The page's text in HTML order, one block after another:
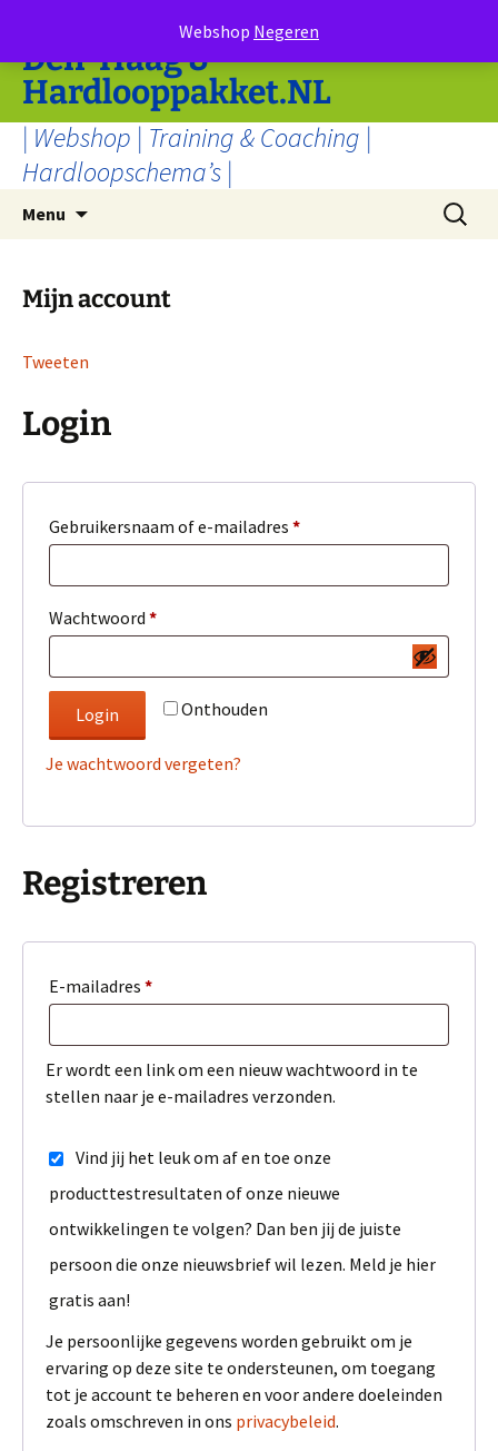
Webshop Negeren
de
inhoud
RunFit Tilburg | Rotterdam |
Den-Haag &
Hardlooppakket.NL
| Webshop | Training & Coaching |
Hardloopschema’s |
Menu
Zoeken
naar:
Mijn account
Tweeten
Login
Gebruikersnaam of e-mailadres *Vereist
Wachtwoord *Vereist
Onthouden
Login
Je wachtwoord vergeten?
Registreren
E-mailadres *Vereist
Er wordt een link om een nieuw wachtwoord in te
stellen naar je e-mailadres verzonden.
Vind jij het leuk om af en toe onze
producttestresultaten of onze nieuwe
ontwikkelingen te volgen? Dan ben jij de juiste
persoon die onze nieuwsbrief wil lezen. Meld je hier
gratis aan!
Je persoonlijke gegevens worden gebruikt om je
ervaring op deze site te ondersteunen, om toegang
tot je account te beheren en voor andere doeleinden
zoals omschreven in ons privacybeleid.